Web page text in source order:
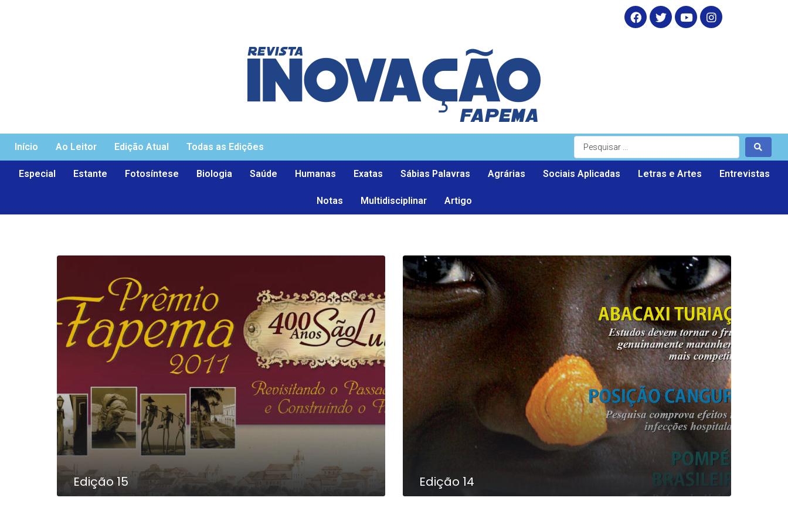
Início Ao Leitor Edição Atual Todas as Edições
Especial Estante Fotosíntese Biologia Saúde Humanas Exatas Sábias Palavras Agrárias Sociais Aplicadas Letras e Artes Entrevistas
Notas Multidisciplinar Artigo
Edição 15 Edição 14